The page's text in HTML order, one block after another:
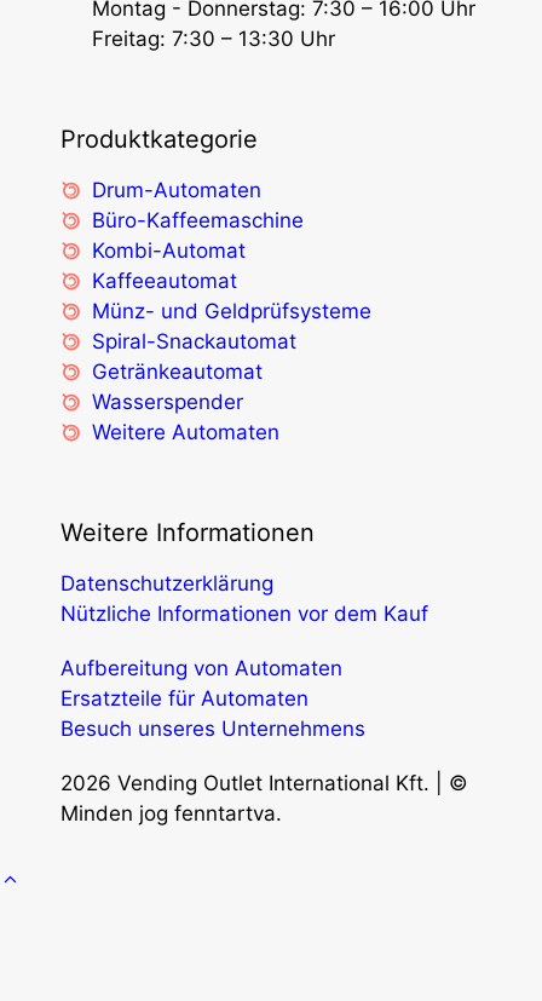
Montag - Donnerstag: 7:30 – 16:00 Uhr
Freitag: 7:30 – 13:30 Uhr
Produktkategorie
Drum-Automaten
Büro-Kaffeemaschine
Kombi-Automat
Kaffeeautomat
Münz- und Geldprüfsysteme
Spiral-Snackautomat
Getränkeautomat
Wasserspender
Weitere Automaten
Weitere Informationen
Datenschutzerklärung
Nützliche Informationen vor dem Kauf
Aufbereitung von Automaten
Ersatzteile für Automaten
Besuch unseres Unternehmens
2026 Vending Outlet International Kft. | ©
Minden jog fenntartva.